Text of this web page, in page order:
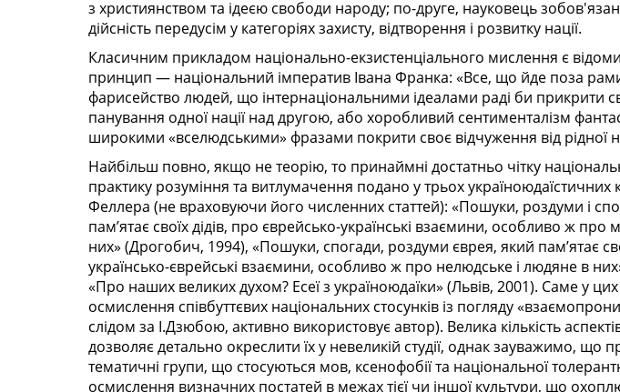
з християнством та ідеєю свободи народу; по-друге, науковець
дійсність передусім у категоріях захисту, відтворення і розвитку нації.
Класичним прикладом національно-екзистенціального мислення є
принцип — національний імператив Івана Франка: «Все, що йде поза рами
фарисейство людей, що інтернаціональними ідеалами раді би прикрити
панування одної нації над другою, або хоробливий сентименталізм
широкими «вселюдськими» фразами покрити своє відчуження від рідної
Найбільш повно, якщо не теорію, то принаймні достатньо чітку
практику розуміння та витлумачення подано у трьох
Феллера (не враховуючи його численних статтей): «Пошуки, роздуми і
пам’ятає своїх дідів, про єврейсько-українські взаємини, особливо ж про
них» (Дрогобич, 1994), «Пошуки, спогади, роздуми єврея, який пам’ятає
українсько-єврейські взаємини, особливо ж про нелюдське і людяне в
«Про наших великих духом? Есеї з україноюдаїки» (Львів, 2001). Саме у
осмислення співбуттєвих національних стосунків із погляду
слідом за І.Дзюбою, активно використовує автор). Велика кількість
дозволяє детально окреслити їх у невеликій студії, однак зауважимо, що
тематичні групи, що стосуються мов, ксенофобії та національної
осмислення визначних постатей в межах тієї чи іншої культури, що